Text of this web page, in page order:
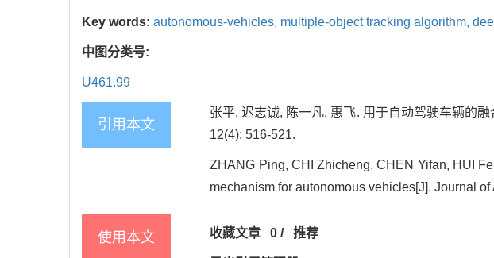
Key words: autonomous-vehicles, multiple-object tracking algorithm,
中图分类号:
U461.99
引用本文
张平, 迟志诚, 陈一凡, 惠飞. 用于自动驾驶车辆的
12(4): 516-521.
ZHANG Ping, CHI Zhicheng, CHEN Yifan, HUI
mechanism for autonomous vehicles[J]. Journal
使用本文 收藏文章 0 /推荐